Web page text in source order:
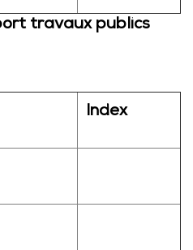
travaux publics
Index